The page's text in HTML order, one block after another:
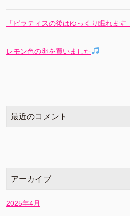
「ピラティスの後はゆっくり眠れます」
レモン色の卵を買いました
最近のコメント
アーカイブ
2025年4月